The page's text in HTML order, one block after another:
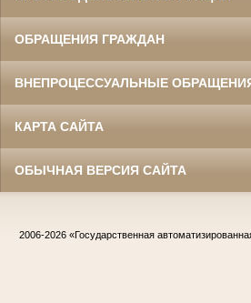
ОБРАЩЕНИЯ ГРАЖДАН
ВНЕПРОЦЕССУАЛЬНЫЕ
КАРТА САЙТА
ОБЫЧНАЯ ВЕРСИЯ САЙТА
2006-2026 «Государственная